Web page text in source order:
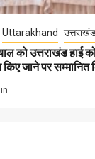
Uttarakhand
को उत्तराखंड हाई
जाने पर सम्मानित